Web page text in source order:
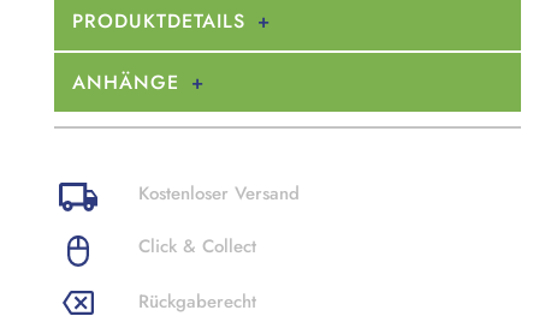
PRODUKTDETAILS
ANHÄNGE
Kostenloser Versand
Click & Collect
Rückgaberecht